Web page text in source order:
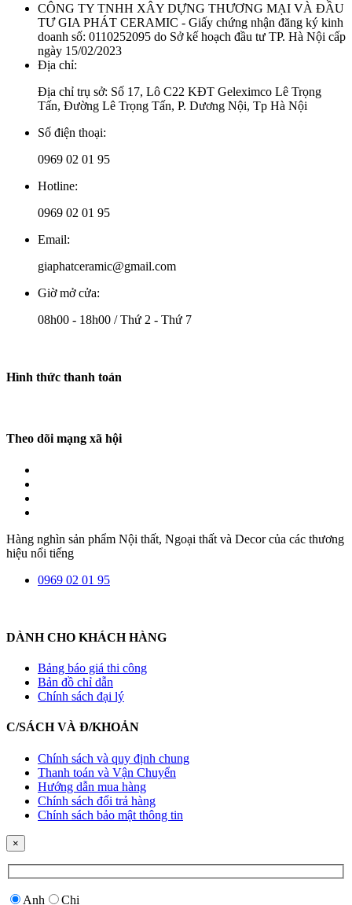
CÔNG TY TNHH XÂY DỰNG THƯƠNG MẠI VÀ ĐẦU
TƯ GIA PHÁT CERAMIC - Giấy chứng nhận đăng ký kinh
doanh số: 0110252095 do Sở kế hoạch đầu tư TP. Hà Nội cấp
ngày 15/02/2023
Địa chỉ:
Địa chỉ trụ sở: Số 17, Lô C22 KĐT Geleximco Lê Trọng
Tấn, Đường Lê Trọng Tấn, P. Dương Nội, Tp Hà Nội
Số điện thoại:
0969 02 01 95
Hotline:
0969 02 01 95
Email:
giaphatceramic@gmail.com
Giờ mở cửa:
08h00 - 18h00 / Thứ 2 - Thứ 7
Hình thức thanh toán
Theo dõi mạng xã hội
Hàng nghìn sản phẩm Nội thất, Ngoại thất và Decor của các thương
hiệu nổi tiếng
0969 02 01 95
DÀNH CHO KHÁCH HÀNG
Bảng báo giá thi công
Bản đồ chỉ dẫn
Chính sách đại lý
C/SÁCH VÀ Đ/KHOẢN
Chính sách và quy định chung
Thanh toán và Vận Chuyển
Hướng dẫn mua hàng
Chính sách đổi trả hàng
Chính sách bảo mật thông tin
×
Anh Chị